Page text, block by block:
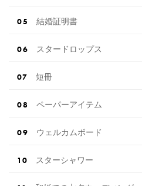
結婚証明書
スタードロップス
短冊
ペーパーアイテム
ウェルカムボード
スターシャワー